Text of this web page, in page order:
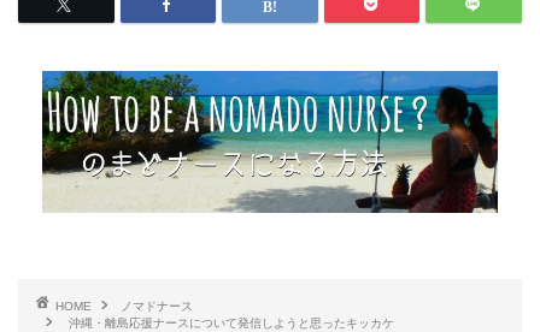
HOME
ノマドナース
沖縄・離島応援ナースについて発信しようと思ったキッカケ